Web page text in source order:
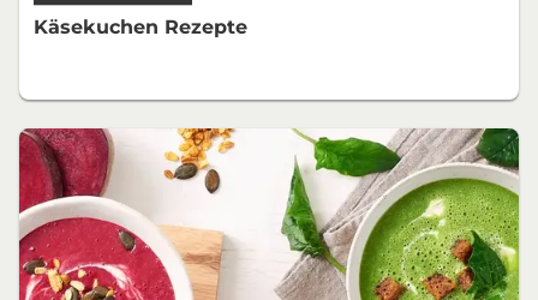
Käsekuchen Rezepte